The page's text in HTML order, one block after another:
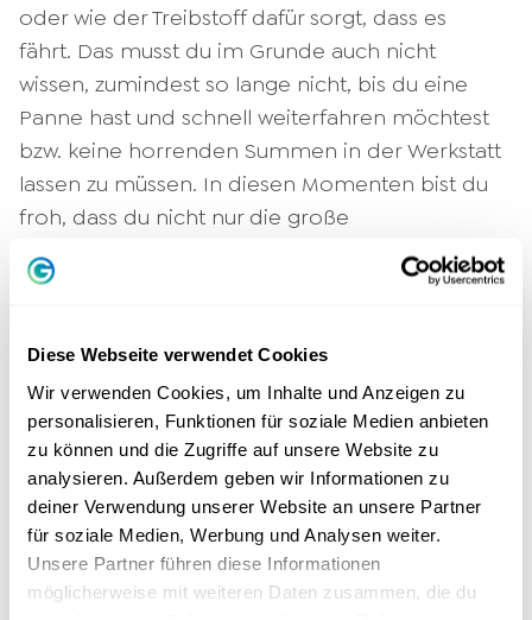
Diese Webseite verwendet Cookies
Wir verwenden Cookies, um Inhalte und Anzeigen zu
personalisieren, Funktionen für soziale Medien anbieten
zu können und die Zugriffe auf unsere Website zu
analysieren. Außerdem geben wir Informationen zu
deiner Verwendung unserer Website an unsere Partner
für soziale Medien, Werbung und Analysen weiter.
Unsere Partner führen diese Informationen
möglicherweise mit weiteren Daten zusammen, die du
oder wie der Treibstoff dafür sorgt, dass es
fährt. Das musst du im Grunde auch nicht
wissen, zumindest so lange nicht, bis du eine
Panne hast und schnell weiterfahren möchtest
bzw. keine horrenden Summen in der Werkstatt
lassen zu müssen. In diesen Momenten bist du
froh, dass du nicht nur die große
„Endinformation“ kennst, sondern auch hier und
da etwas dahinter gestiegen bist.
Du beschäftigst dich intensiv damit, musst den
Sachverhalt wirklich verstehen, um an die
„Endinformation“ zu gelangen und wenn du es
geschafft hast, erfreut sich dein mentales
Belohnungssystem am Erfolg. So bekommt der
Lernprozess einen positiveren Grundtenor. Und
aufgrund des längeren Zeitraums, den du dich